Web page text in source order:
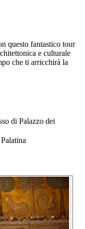
questo fantastico tour
e culturale
che ti arricchirà la
di Palazzo dei